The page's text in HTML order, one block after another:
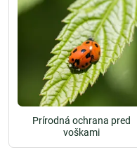
Prírodná ochrana pred
voškami